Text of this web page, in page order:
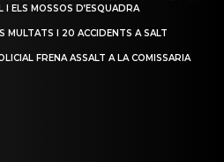
ELS MOSSOS D’ESQUADRA
MULTATS I 20 ACCIDENTS A SALT
FRENA ASSALT A LA COMISSARIA